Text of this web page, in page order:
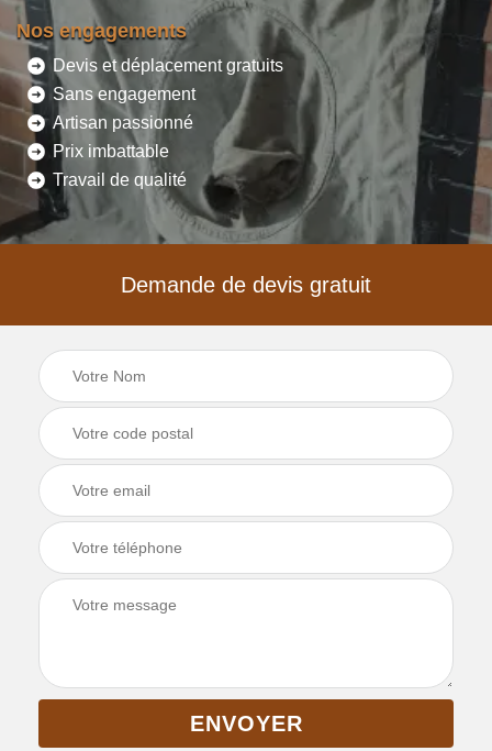
Nos engagements
Devis et déplacement gratuits
Sans engagement
Artisan passionné
Prix imbattable
Travail de qualité
Demande de devis gratuit